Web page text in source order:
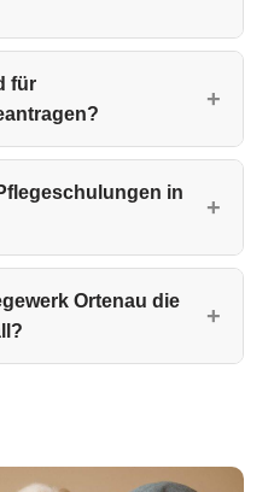
für
in
Ortenau die